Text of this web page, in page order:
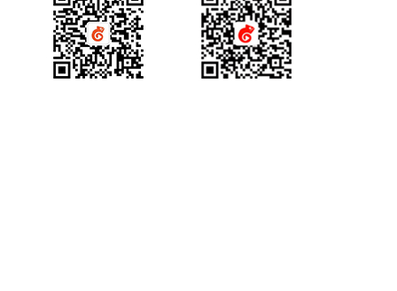
接口验证开发指南
问卷接口开发指南